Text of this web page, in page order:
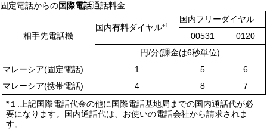
固定電話からの国際電話通話料金
相手先電話機
国内有料ダイヤル*1
国内フリーダイヤル
00531
0120
円/分(課金は6秒単位)
マレーシア(固定電話)
1 5
6
マレーシア(携帯電話)
4 8
7
*１.上記国際電話代金の他に国際電話基地局までの国内通話代が必
要になります。国内通話代は、お使いの電話会社から請求されま
す。